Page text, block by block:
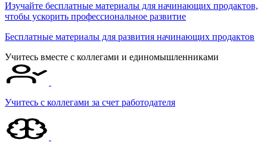
Изучайте бесплатные материалы для начинающих продактов,
чтобы ускорить профессиональное развитие
Бесплатные материалы для развития начинающих продактов
Учитесь вместе с коллегами и единомышленниками
Учитесь с коллегами за счет работодателя